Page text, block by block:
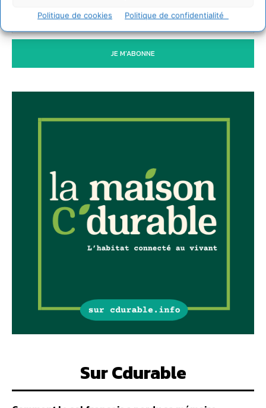
Politique de cookies Politique de confidentialité
JE M'ABONNE
Sur Cdurable